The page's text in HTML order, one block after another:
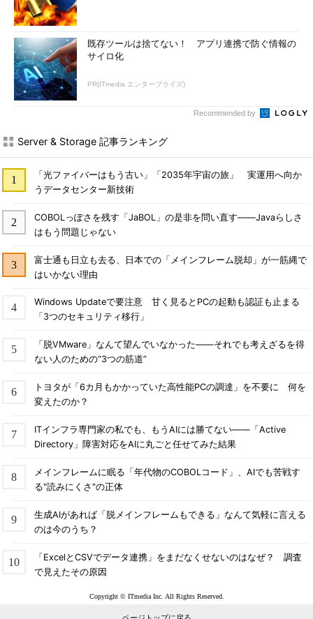
既存ツールは捨てない！ アプリ連携で防ぐ情報の
サイロ化
PR(ITmedia エンタープライズ)
Recommended by
Server & Storage 記事ランキング
「光ファイバーはもう古い」「2035年宇宙の旅」 実運用へ向か
うデータセンター新技術
COBOLっぽさを残す「JaBOL」の是非を問い直す――Javaらしさ
はもう問題じゃない
富士通も日立も去る、日本での「メインフレーム脱却」が一筋縄で
はいかない理由
Windows Updateで要注意 甘く見るとPCの起動も認証も止まる
「3つのセキュリティ移行」
「脱VMware」なんて望んでいなかった――それでも考えざるを得
ない人のための“3つの筋道”
トヨタが「6カ月もかかっていた高性能PCの調達」を不要に 何を
変えたのか？
ITインフラ専門家の私でも、もうAIには勝てない――「Active
Directory」障害対応をAIに丸ごと任せてみた結果
メインフレームに眠る「年代物のCOBOLコード」、AIでも苦戦す
る"読みにくさ"の正体
生成AIがあれば「脱メインフレームもできる」なんて気軽に言える
のは今のうち？
「ExcelとCSVでデータ連携」をまだなくせないのはなぜ？ 調査
で見えたその原因
Copyright © ITmedia Inc. All Rights Reserved.